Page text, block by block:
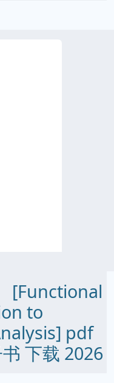
[Functional
to
pdf
下载 2026